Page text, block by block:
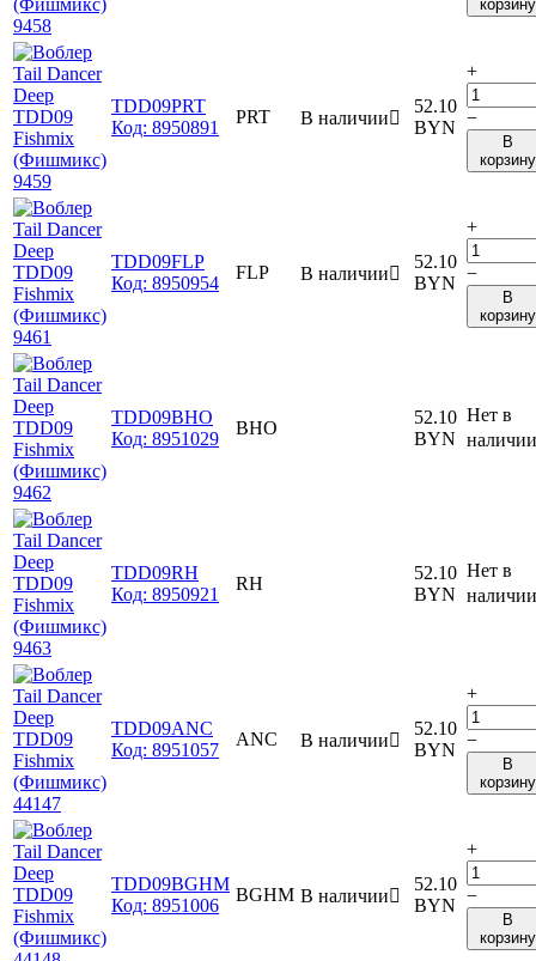
корзину
TDD09PRT
Код: 8950891
PRT В наличии
52.10
BYN
+
−
В
корзину
TDD09FLP
Код: 8950954
FLP В наличии
52.10
BYN
+
−
В
корзину
TDD09BHO
Код: 8951029
BHO
52.10
BYN
Нет в
наличии
TDD09RH
Код: 8950921
RH
52.10
BYN
Нет в
наличии
TDD09ANC
Код: 8951057
ANC В наличии
52.10
BYN
+
−
В
корзину
TDD09BGHM
Код: 8951006
BGHM В наличии
52.10
BYN
+
−
В
корзину